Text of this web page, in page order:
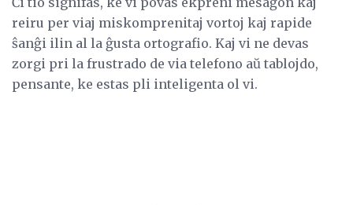
reiru per viaj miskomprenitaj vortoj kaj rapide
ŝanĝi ilin al la ĝusta ortografio. Kaj vi ne devas
zorgi pri la frustrado de via telefono aŭ tablojdo,
pensante, ke estas pli inteligenta ol vi.